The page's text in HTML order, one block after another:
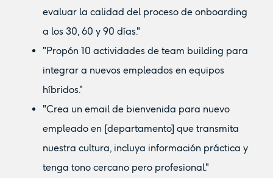
evaluar la calidad del proceso de onboarding
a los 30, 60 y 90 días."
"Propón 10 actividades de team building para
integrar a nuevos empleados en equipos
híbridos."
"Crea un email de bienvenida para nuevo
empleado en [departamento] que transmita
nuestra cultura, incluya información práctica y
tenga tono cercano pero profesional."